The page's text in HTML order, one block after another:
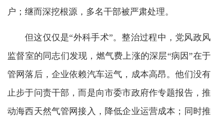
户；继而深挖根源，多名干部被严肃处理。
但这仅仅是“外科手术”。整治过程中，党风政风
监督室的同志们发现，燃气费上涨的深层“病因”在于
管网落后，企业依赖汽车运气，成本高昂。他们没有
止步于问责干部，而是向市委市政府作专题报告，推
动海西天然气管网接入，降低企业运营成本；同时推